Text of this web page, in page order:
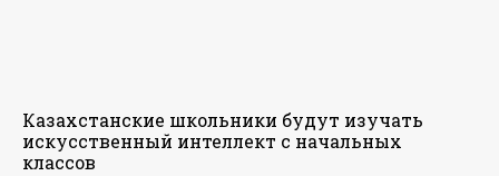
Казахстанские школьники будут изучать
искусственный интеллект с начальных
классов